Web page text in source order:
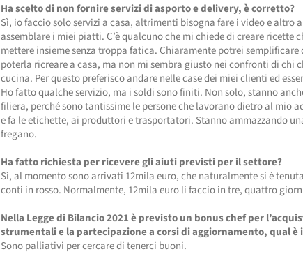
Ha scelto di non fornire servizi di asporto e delivery, è corretto?
Sì, io faccio solo servizi a casa, altrimenti bisogna fare i video e altro
assemblare i miei piatti. C’è qualcuno che mi chiede di creare ricette
mettere insieme senza troppa fatica. Chiaramente potrei
poterla ricreare a casa, ma non mi sembra giusto nei confronti di chi
cucina. Per questo preferisco andare nelle case dei miei clienti ed
Ho fatto qualche servizio, ma i soldi sono finiti. Non solo, stanno
filiera, perché sono tantissime le persone che lavorano dietro al mio
e fa le etichette, ai produttori e trasportatori. Stanno ammazzando
fregano.
Ha fatto richiesta per ricevere gli aiuti previsti per il settore?
Sì, al momento sono arrivati 12mila euro, che naturalmente si è
conti in rosso. Normalmente, 12mila euro li faccio in tre, quattro
Nella Legge di Bilancio 2021 è previsto un bonus chef per
strumentali e la partecipazione a corsi di aggiornamento, qual è
Sono palliativi per cercare di tenerci buoni.